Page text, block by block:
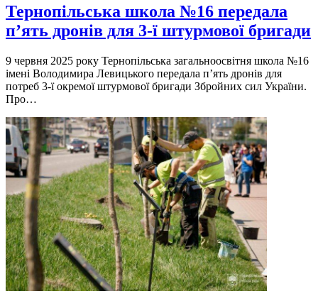
Тернопільська школа №16 передала
п’ять дронів для 3-ї штурмової бригади
9 червня 2025 року Тернопільська загальноосвітня школа №16
імені Володимира Левицького передала п’ять дронів для
потреб 3-ї окремої штурмової бригади Збройних сил України.
Про…